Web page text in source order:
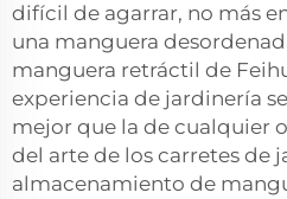
difícil de agarrar, no más
una manguera
manguera retráctil de
experiencia de jardinería
mejor que la de cualquier
del arte de los carretes de
almacenamiento de